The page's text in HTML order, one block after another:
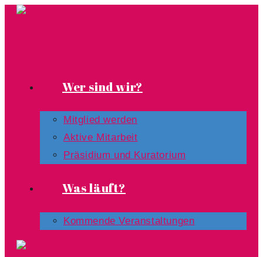
Zum
Wer sind wir?
Mitglied werden
Aktive Mitarbeit
Präsidium und Kuratorium
Was läuft?
Kommende Veranstaltungen